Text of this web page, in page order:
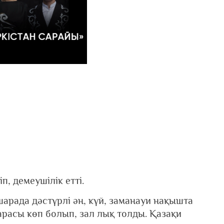
демеушілік етті.
дәстүрлі ән, күй, заманауи нақышта
көп болып, зал лық толды. Қазақи